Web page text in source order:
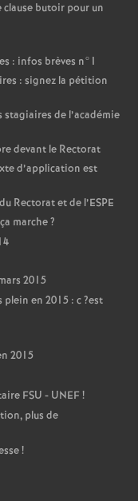
butoir pour un
: infos brèves n°1
: signez la pétition
de l’académie
devant le Rectorat
d’application est
Rectorat et de l’ESPE
marche?
2015
plein en 2015 : c?est
2015
FSU - UNEF!
plus de
!